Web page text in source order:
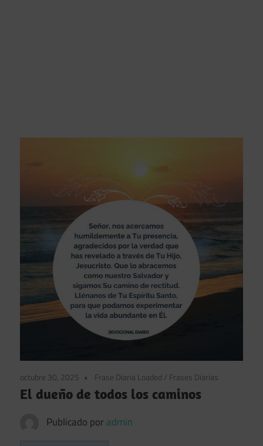
octubre 30, 2025 Frase Diaria Loaded / Frases Diarias
El dueño de todos los caminos
Publicado por admin